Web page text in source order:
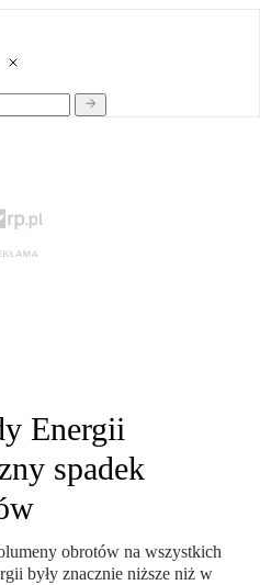
Energii
spadek
obrotów na wszystkich
były znacznie niższe niż w